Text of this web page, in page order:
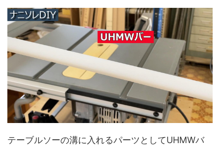
テーブルソーの溝に入れるパーツとしてUHMWバ